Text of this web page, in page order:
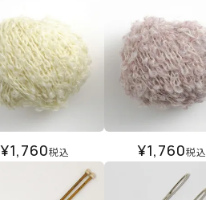
¥1,760税込 ¥1,760税込